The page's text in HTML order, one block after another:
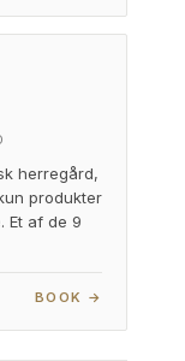
herregård,
produkter
Et af de 9
BOOK →